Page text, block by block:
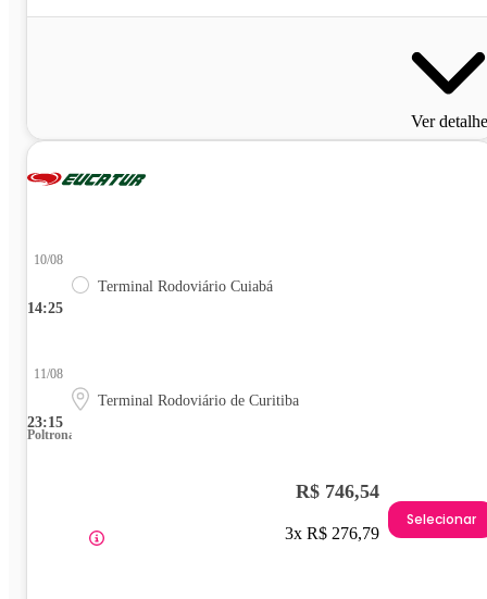
Ver
14:25
10/08
Terminal Rodoviário Cuiabá
23:15
11/08
Terminal Rodoviário de Curitiba
Poltrona
R$ 746,54
3x R$ 276,79
Selecionar